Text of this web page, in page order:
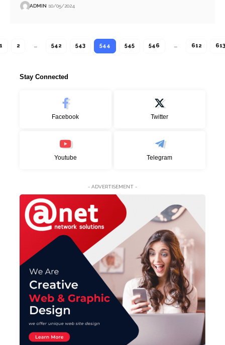
ADMIN 10/05/2024
1 2 … 542 543 544 545 546 … 612 613
Stay Connected
Facebook Twitter
Youtube Telegram
- ADVERTISEMENT -